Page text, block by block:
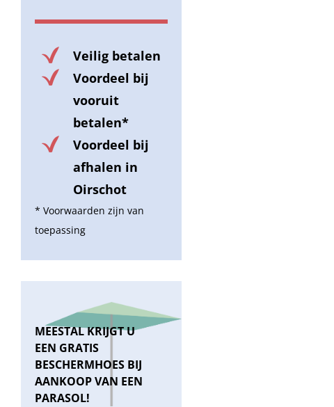
Veilig betalen
Voordeel bij
vooruit
betalen*
Voordeel bij
afhalen in
Oirschot
* Voorwaarden zijn van
toepassing
MEESTAL KRIJGT U
EEN GRATIS
BESCHERMHOES BIJ
AANKOOP VAN EEN
PARASOL!